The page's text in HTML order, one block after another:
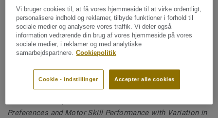
Farver er ikke bare dekorative – de påvirker også vores
følelser og adfærd, især i de tidlige udviklingsår.
Hukommelsen forbedres med 55-78
% hos børn, der er omgivet af deres
yndlingsfarver*.
Preferences and Motor Skill Performance with Variation in
Vi bruger cookies til, at få vores hjemmeside til at virke ordentligt,
personalisere indhold og reklamer, tilbyde funktioner i forhold til
sociale medier og analysere vores traffik. Vi deler også
information vedrørende din brug af vores hjemmeside på vores
sociale medier, i reklamer og med analytiske
samarbejdspartnere. Cookiepolitik
Accepter alle cookies
Cookie - indstillinger